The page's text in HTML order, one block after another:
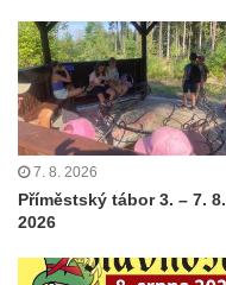
7. 8. 2026
Příměstský tábor 3. – 7. 8.
2026